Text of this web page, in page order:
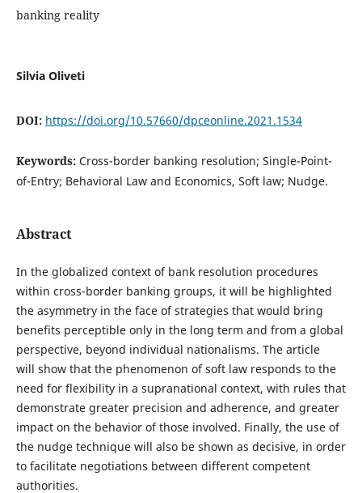
banking reality
Silvia Oliveti
DOI: https://doi.org/10.57660/dpceonline.2021.1534
Keywords: Cross-border banking resolution; Single-Point-
of-Entry; Behavioral Law and Economics, Soft law; Nudge.
Abstract
In the globalized context of bank resolution procedures
within cross-border banking groups, it will be highlighted
the asymmetry in the face of strategies that would bring
benefits perceptible only in the long term and from a global
perspective, beyond individual nationalisms. The article
will show that the phenomenon of soft law responds to the
need for flexibility in a supranational context, with rules that
demonstrate greater precision and adherence, and greater
impact on the behavior of those involved. Finally, the use of
the nudge technique will also be shown as decisive, in order
to facilitate negotiations between different competent
authorities.